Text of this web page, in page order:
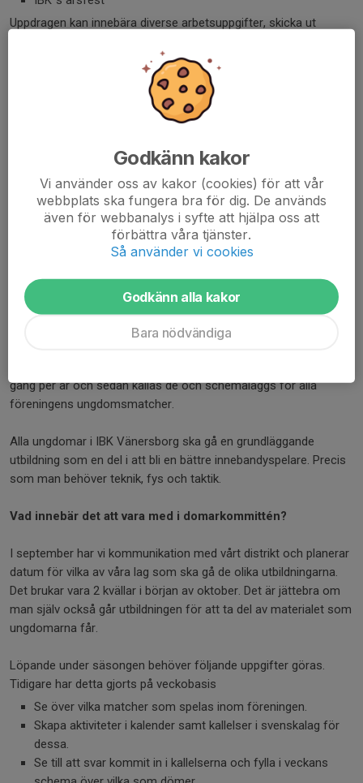
Uppdragen kan innebära diverse arbetsuppgifter, skicka ut
arrangemangen. Hur detta arbete kommer att se ut och fördelas
är under process då vi precis startat upp detta arbete. Vi
kommer att kalla till ett möte när representanter från de olika
Domarkommitté
Domarkommittén består av följande:
Minst 1 förälder per lag från: Dam-J, F11/13, P11, P13, Herr-J
gång per år och sedan kallas de och schemaläggs för alla
föreningens ungdomsmatcher.
Alla ungdomar i IBK Vänersborg ska gå en grundläggande
utbildning som en del i att bli en bättre innebandyspelare. Precis
som man behöver teknik, fys och taktik.
Vad innebär det att vara med i domarkommittén?
I september har vi kommunikation med vårt distrikt och planerar
datum för vilka av våra lag som ska gå de olika utbildningarna.
Det brukar vara 2 kvällar i början av oktober. Det är jättebra om
man själv också går utbildningen för att ta del av materialet som
ungdomarna får.
Löpande under säsongen behöver följande uppgifter göras.
Tidigare har detta gjorts på veckobasis
Se över vilka matcher som spelas inom föreningen.
Skapa aktiviteter i kalender samt kallelser i svenskalag för
dessa.
Se till att svar kommit in i kallelserna och fylla i veckans
Godkänn kakor
Vi använder oss av kakor (cookies) för att vår
webbplats ska fungera bra för dig. De används
även för webbanalys i syfte att hjälpa oss att
förbättra våra tjänster.
Så använder vi cookies
Godkänn alla kakor
Bara nödvändiga